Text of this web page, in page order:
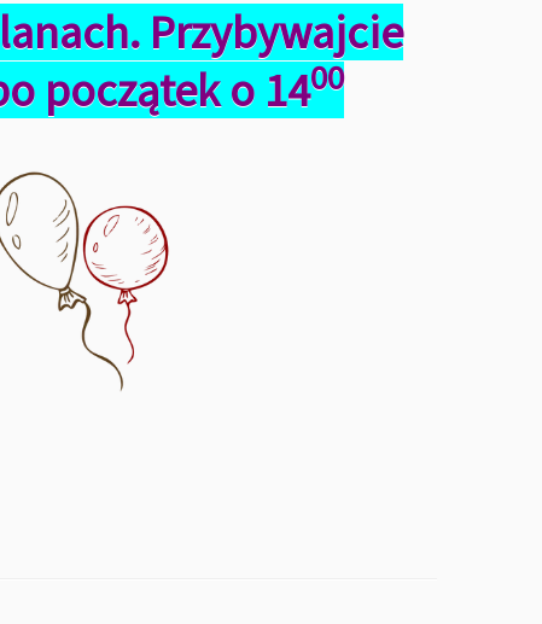
Przybywajcie
początek o 1400